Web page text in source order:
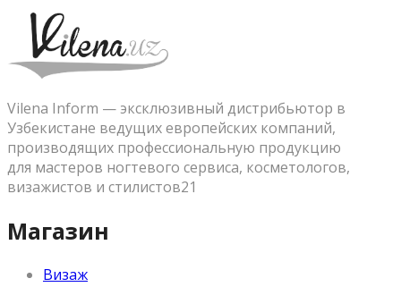
Vilena Inform — эксклюзивный дистрибьютор в
Узбекистане ведущих европейских компаний,
производящих профессиональную продукцию
для мастеров ногтевого сервиса, косметологов,
визажистов и стилистов21
Магазин
Визаж